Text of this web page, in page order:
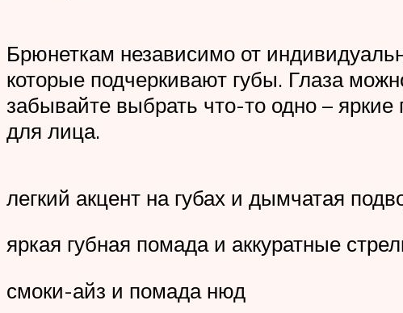
Брюнеткам независимо от
которые подчеркивают губы. Глаза
забывайте выбрать что-то одно –
для лица.
легкий акцент на губах и дымчатая
яркая губная помада и аккуратные
смоки-айз и помада нюд